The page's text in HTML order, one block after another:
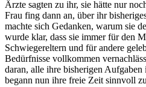
Ärzte sagten zu ihr, sie hätte nur
Frau fing dann an, über ihr
machte sich Gedanken, warum sie
wurde klar, dass sie immer für den
Schwiegereltern und für andere
Bedürfnisse vollkommen
daran, alle ihre bisherigen
begann nun ihre freie Zeit sinnvoll